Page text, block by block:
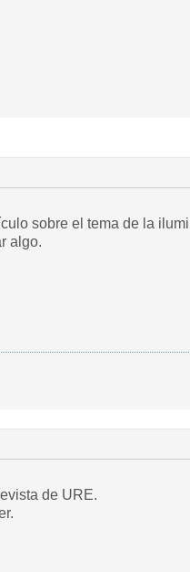
sobre el tema de la
algo.
de URE.